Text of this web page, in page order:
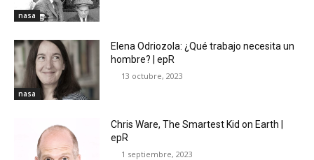
nasa
nasa
Elena Odriozola: ¿Qué trabajo necesita un
hombre? | epR
13 octubre, 2023
Chris Ware, The Smartest Kid on Earth |
epR
1 septiembre, 2023